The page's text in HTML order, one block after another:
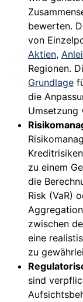
bewerten.
von
Aktien,
Regionen.
Grundlage
die
Umsetzung
zu einem
die
Risk (VaR)
zwischen
eine
zu
sind